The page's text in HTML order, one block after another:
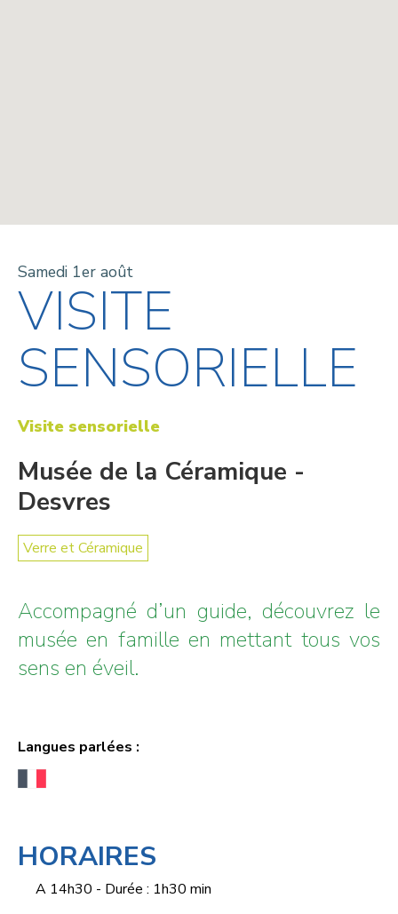
Samedi 1er août
VISITE
SENSORIELLE
Visite sensorielle
Musée de la Céramique -
Desvres
Verre et Céramique
Accompagné d’un guide, découvrez le
musée en famille en mettant tous vos
sens en éveil.
Langues parlées :
HORAIRES
A 14h30 - Durée : 1h30 min